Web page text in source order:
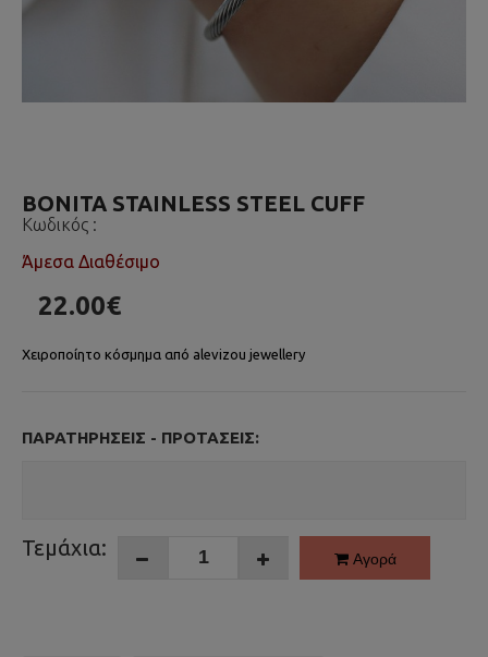
BONITA STAINLESS STEEL CUFF
Κωδικός :
Άμεσα Διαθέσιμο
22.00€
Χειροποίητο κόσμημα από alevizou jewellery
ΠΑΡΑΤΗΡΉΣΕΙΣ - ΠΡΟΤΆΣΕΙΣ:
Τεμάχια: Αγορά